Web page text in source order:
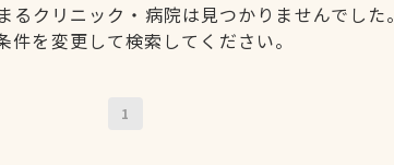
るクリニック・病院は見つかりませんでした。
件を変更して検索してください。
1